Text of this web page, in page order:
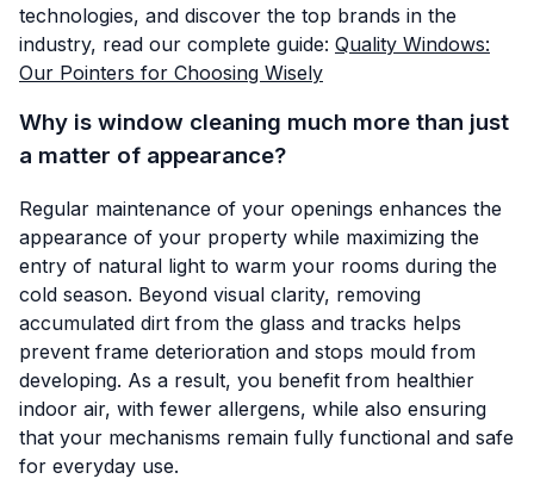
technologies, and discover the top brands in the
industry, read our complete guide: Quality Windows:
Our Pointers for Choosing Wisely
Why is window cleaning much more than just
a matter of appearance?
Regular maintenance of your openings enhances the
appearance of your property while maximizing the
entry of natural light to warm your rooms during the
cold season. Beyond visual clarity, removing
accumulated dirt from the glass and tracks helps
prevent frame deterioration and stops mould from
developing. As a result, you benefit from healthier
indoor air, with fewer allergens, while also ensuring
that your mechanisms remain fully functional and safe
for everyday use.